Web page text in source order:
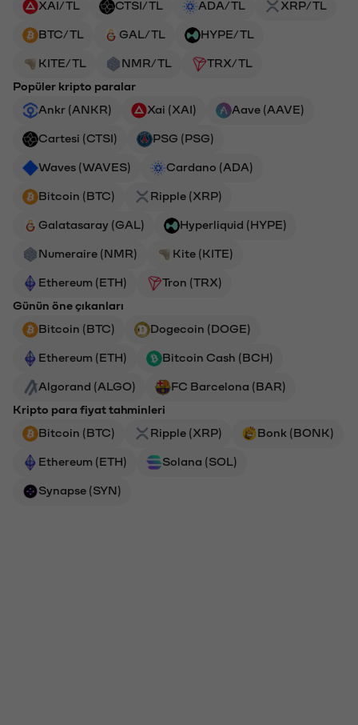
XAI/TL
CTSI/TL ADA/TL XRP/TL
BTC/TL GAL/TL HYPE/TL
KITE/TL NMR/TL
TRX/TL
Popüler kripto paralar
Ankr (ANKR)
Xai (XAI) Aave (AAVE)
Cartesi (CTSI) PSG (PSG)
Waves (WAVES) Cardano (ADA)
Bitcoin (BTC) Ripple (XRP)
Galatasaray (GAL) Hyperliquid (HYPE)
Numeraire (NMR) Kite (KITE)
Ethereum (ETH)
Tron (TRX)
Günün öne çıkanları
Bitcoin (BTC)
Dogecoin (DOGE)
Ethereum (ETH) Bitcoin Cash (BCH)
Algorand (ALGO)
FC Barcelona (BAR)
Kripto para fiyat tahminleri
Bitcoin (BTC)
Ripple (XRP) Bonk (BONK)
Ethereum (ETH) Solana (SOL)
Synapse (SYN)